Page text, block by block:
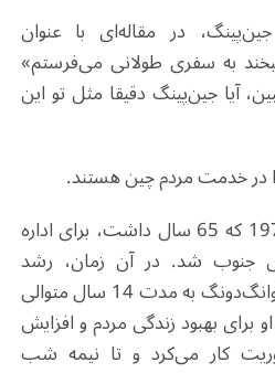
در مقاله‌ای با عنوان
به سفری طولانی می‌فرستم»
آیا جین‌پینگ دقیقا مثل تو این
در خدمت مردم چین هستند.
شی جونگ‌شون در سال 1978 که 65 سال داشت، برای اداره
جنوب شد. در آن زمان، رشد
صنعت و کشاورزی استان گوانگ‌دونگ به مدت 14 سال متوالی
برای بهبود زندگی مردم و افزایش
کار می‌کرد و تا نیمه شب